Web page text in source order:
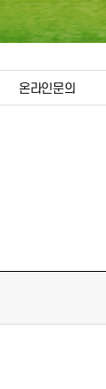
온라인문의